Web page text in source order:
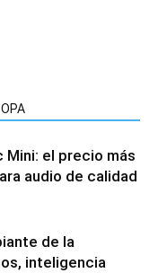
Mini: el precio más
audio de calidad
de la
inteligencia